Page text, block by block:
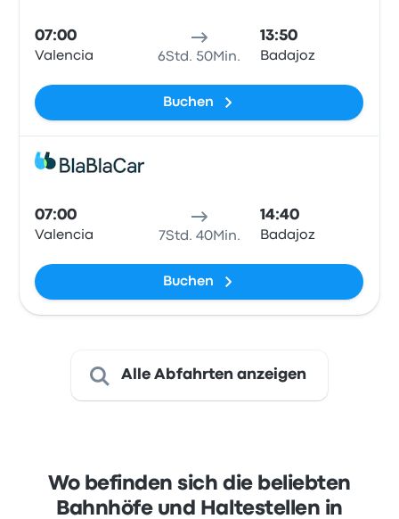
07:00
Valencia 6Std. 50Min.
13:50
Badajoz
Buchen
07:00
Valencia 7Std. 40Min.
14:40
Badajoz
Buchen
Alle Abfahrten anzeigen
Wo befinden sich die beliebten
Bahnhöfe und Haltestellen in